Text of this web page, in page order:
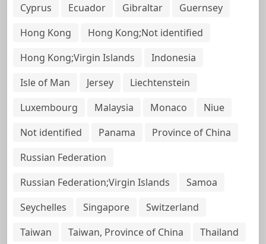
Cyprus
Ecuador Gibraltar
Guernsey
Hong Kong
Hong Kong;Not identified
Hong Kong;Virgin Islands
Indonesia
Isle of Man
Jersey
Liechtenstein
Luxembourg
Malaysia Monaco
Niue
Not identified
Panama
Province of China
Russian Federation
Russian Federation;Virgin Islands
Samoa
Seychelles
Singapore
Switzerland
Taiwan
Taiwan, Province of China Thailand